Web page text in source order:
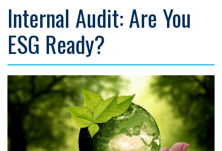
Internal Audit: Are You
ESG Ready?